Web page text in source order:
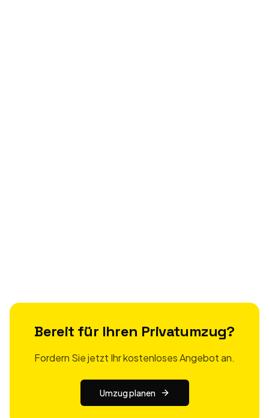
Bereit für Ihren Privatumzug?
Fordern Sie jetzt Ihr kostenloses Angebot an.
Umzug planen